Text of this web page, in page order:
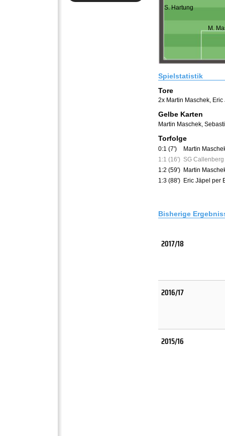
S. Hartung
M.
Spielstatistik
Tore
2x Martin Maschek, Eric
Gelbe Karten
Martin Maschek
Torfolge
0:1 (7')
Martin
1:1 (16') SG Callenberg
1:2 (59') Martin
1:3 (88') Eric Jäpel per
Bisherige
2017/18
2016/17
2015/16